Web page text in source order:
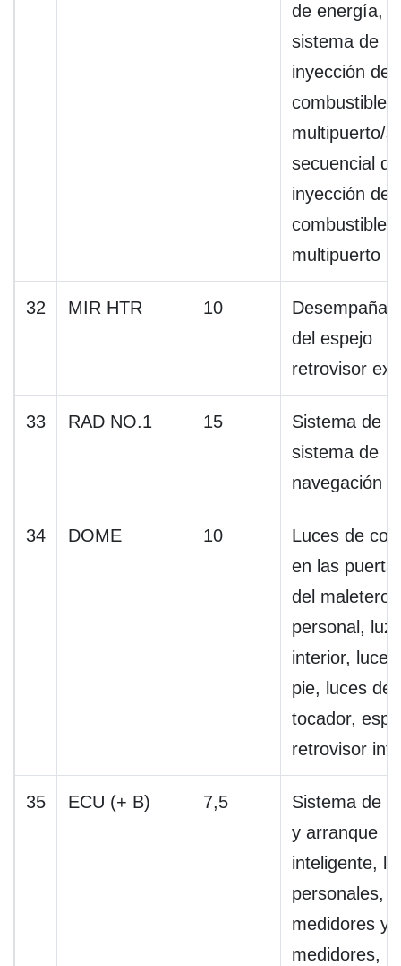
de energía,
sistema de
inyección de
combustible
multipuerto/
secuencial de
inyección de
combustible
multipuerto
32 MIR HTR 10
del espejo
retrovisor
33 RAD NO.1 15
Sistema de
sistema de
navegación
34 DOME 10
Luces de
en las
del maletero,
personal, luz
interior,
pie, luces de
tocador,
retrovisor
35 ECU (+ B) 7,5
Sistema de
y arranque
inteligente,
personales,
medidores y
medidores,